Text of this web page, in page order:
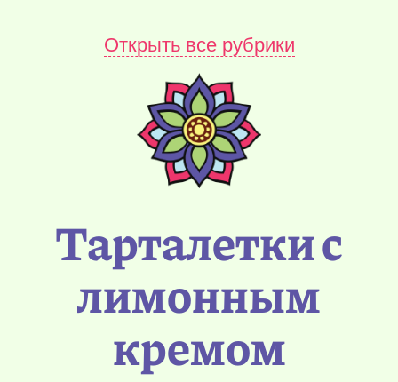
Открыть все рубрики
Тарталетки с
лимонным
кремом